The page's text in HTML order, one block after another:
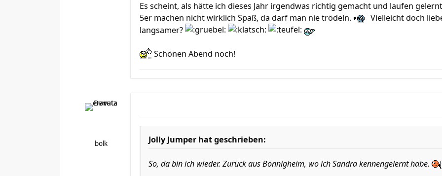
Es scheint, als hätte ich dieses Jahr irgendwas richtig gemacht und laufen
5er machen nicht wirklich Spaß, da darf man nie trödeln.
Vielleicht doch
langsamer?
Schönen Abend noch!
bolk Jolly Jumper hat geschrieben:
So, da bin ich wieder. Zurück aus Bönnigheim, wo ich Sandra kennengelernt habe.